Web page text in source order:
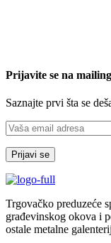
Prijavite se na
Saznajte prvi šta se
Trgovačko preduzeće
građevinskog okova i
ostale metalne